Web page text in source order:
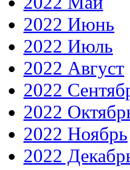
2022 Июнь
2022 Июль
2022 Август
2022
2022
2022 Ноябрь
2022